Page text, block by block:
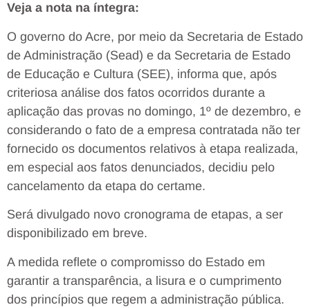
Veja a nota na íntegra:
O governo do Acre, por meio da Secretaria de Estado
de Administração (Sead) e da Secretaria de Estado
de Educação e Cultura (SEE), informa que, após
criteriosa análise dos fatos ocorridos durante a
aplicação das provas no domingo, 1º de dezembro, e
considerando o fato de a empresa contratada não ter
fornecido os documentos relativos à etapa realizada,
em especial aos fatos denunciados, decidiu pelo
cancelamento da etapa do certame.
Será divulgado novo cronograma de etapas, a ser
disponibilizado em breve.
A medida reflete o compromisso do Estado em
garantir a transparência, a lisura e o cumprimento
dos princípios que regem a administração pública.